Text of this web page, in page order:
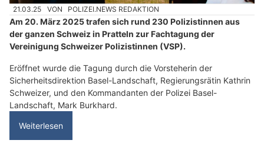
21.03.25 VON POLIZEI.NEWS REDAKTION
Am 20. März 2025 trafen sich rund 230 Polizistinnen aus
der ganzen Schweiz in Pratteln zur Fachtagung der
Vereinigung Schweizer Polizistinnen (VSP).
Eröffnet wurde die Tagung durch die Vorsteherin der
Sicherheitsdirektion Basel-Landschaft, Regierungsrätin Kathrin
Schweizer, und den Kommandanten der Polizei Basel-
Landschaft, Mark Burkhard.
Weiterlesen